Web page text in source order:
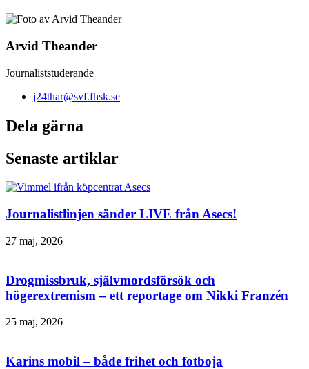
Arvid Theander
Journaliststuderande
j24thar@svf.fhsk.se
Dela gärna
Senaste artiklar
Journalistlinjen sänder LIVE från Asecs!
27 maj, 2026
Drogmissbruk, självmordsförsök och
högerextremism – ett reportage om Nikki Franzén
25 maj, 2026
Karins mobil – både frihet och fotboja